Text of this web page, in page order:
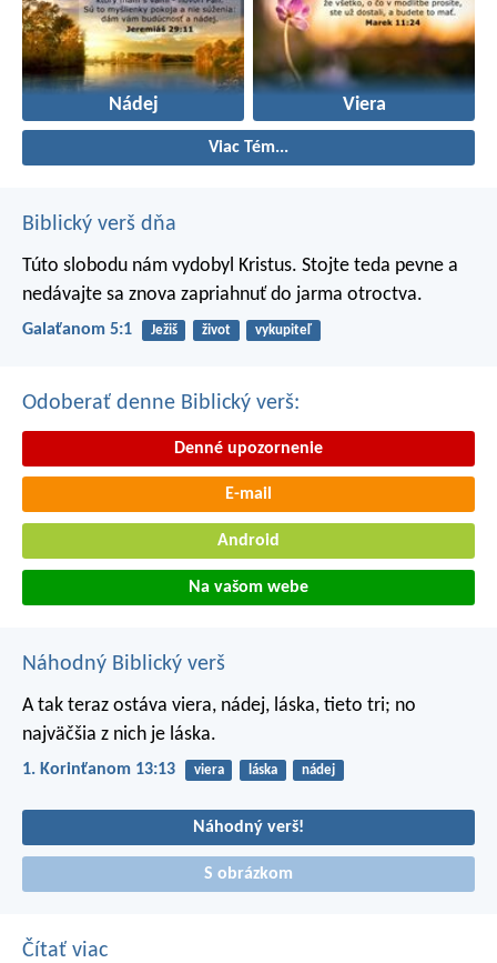
Nádej Viera
Viac Tém...
Biblický verš dňa
Túto slobodu nám vydobyl Kristus. Stojte teda pevne a
nedávajte sa znova zapriahnuť do jarma otroctva.
Galaťanom 5:1 Ježiš život vykupiteľ
Odoberať denne Biblický verš:
Denné upozornenie
E-mail
Android
Na vašom webe
Náhodný Biblický verš
A tak teraz ostáva viera, nádej, láska, tieto tri; no
najväčšia z nich je láska.
1. Korinťanom 13:13 viera láska nádej
Náhodný verš!
S obrázkom
Čítať viac